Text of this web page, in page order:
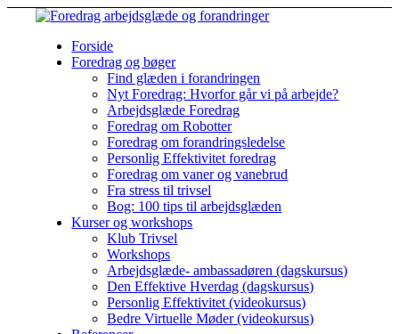
Forside
Foredrag og bøger
Find glæden i forandringen
Nyt Foredrag: Hvorfor går vi på arbejde?
Arbejdsglæde Foredrag
Foredrag om Robotter
Foredrag om forandringsledelse
Personlig Effektivitet foredrag
Foredrag om vaner og vanebrud
Fra stress til trivsel
Bog: 100 tips til arbejdsglæden
Kurser og workshops
Klub Trivsel
Workshops
Arbejdsglæde- ambassadøren (dagskursus)
Den Effektive Hverdag (dagskursus)
Personlig Effektivitet (videokursus)
Bedre Virtuelle Møder (videokursus)